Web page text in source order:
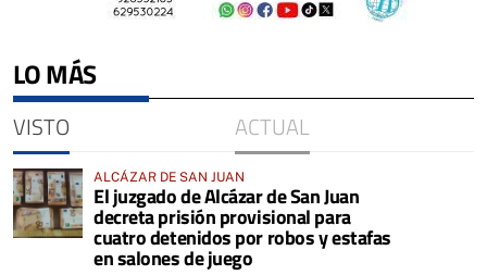
LO MÁS
VISTO ACTUAL
ALCÁZAR DE SAN JUAN
El juzgado de Alcázar de San Juan
decreta prisión provisional para
cuatro detenidos por robos y estafas
en salones de juego